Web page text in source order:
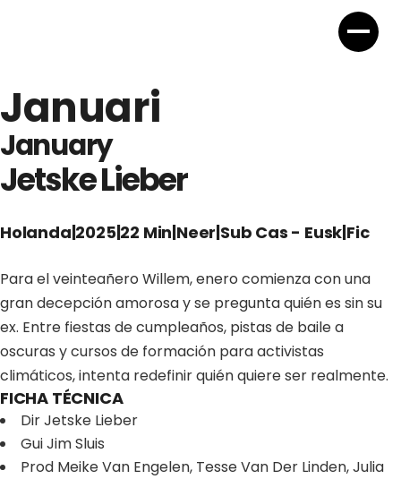
Januari
January
Jetske Lieber
Holanda|2025|22 Min|Neer|Sub Cas - Eusk|Fic
Para el veinteañero Willem, enero comienza con una
gran decepción amorosa y se pregunta quién es sin su
ex. Entre fiestas de cumpleaños, pistas de baile a
oscuras y cursos de formación para activistas
climáticos, intenta redefinir quién quiere ser realmente.
FICHA TÉCNICA
DirJetske Lieber
GuiJim Sluis
Prod Meike Van Engelen, Tesse Van Der Linden, Julia